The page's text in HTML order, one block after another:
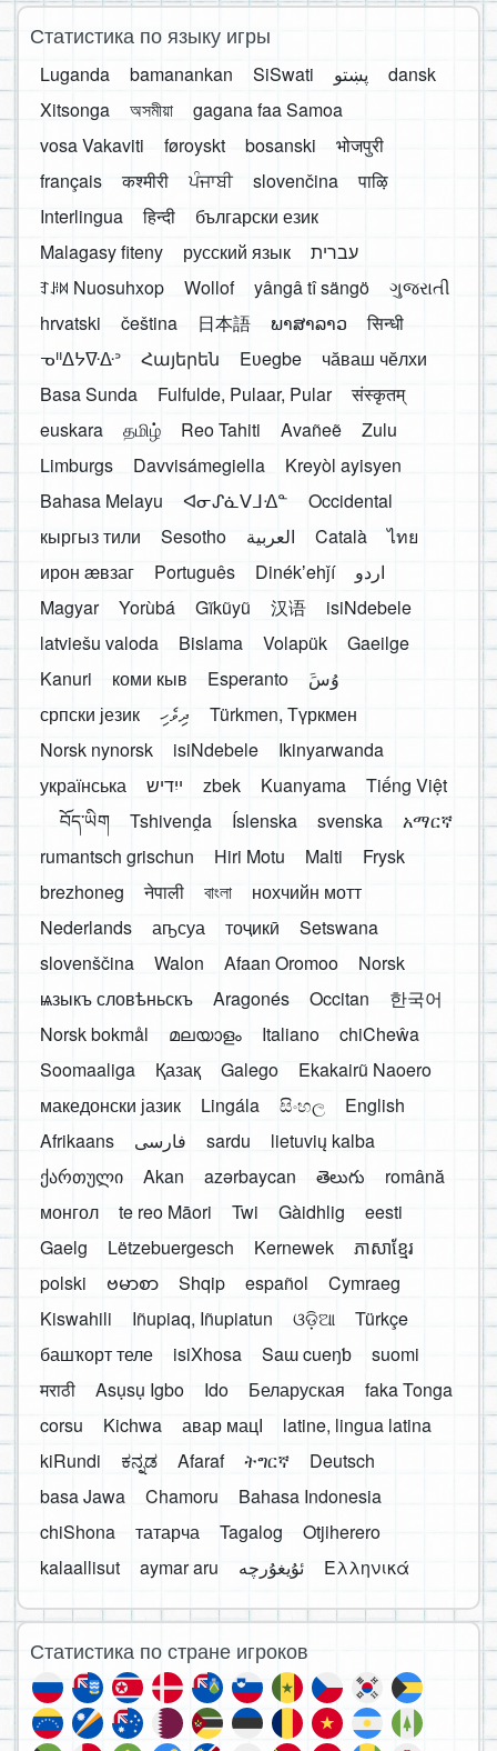
Статистика по языку игры
Luganda bamanankan SiSwati پښتو
dansk
Xitsonga
অসমীয়া
gagana faa Samoa
vosa Vakaviti
føroyskt bosanski
भोजपुरी
français
कश्मीरी ਪੰਜਾਬੀ slovenčina
पाऴि
Interlingua
हिन्दी
български език
Malagasy fiteny
русский язык
עברית
ꆈꌠ꒿ Nuosuhxop
Wollof yângâ tî sängö
ગુજરાતી
hrvatski
čeština 日本語 ພາສາລາວ
सिन्धी
ᓀᐦᐃᔭᐍᐏᐣ
Հայերեն Eʋegbe
чӑваш чӗлхи
Basa Sunda
Fulfulde, Pulaar, Pular
संस्कृतम्
euskara
தமிழ் Reo Tahiti Avañeẽ
Zulu
Limburgs
Davvisámegiella
Kreyòl ayisyen
Bahasa Melayu
ᐊᓂᔑᓈᐯᒧᐎᓐ
Occidental
кыргыз тили
Sesotho العربية Català
ไทย
ирон æвзаг
Português Dinékʼehǰí
اردو
Magyar
Yorùbá Gĩkũyũ 汉语
isiNdebele
latviešu valoda
Bislama Volapük
Gaeilge
Kanuri
коми кыв Esperanto
َوُسَ
српски језик
ދިވެހި
Türkmen, Түркмен
Norsk nynorsk
isiNdebele
Ikinyarwanda
українська
ייִדיש zbek Kuanyama
Tiếng Việt
བོད་ཡིག
Tshivenḓa Íslenska svenska
አማርኛ
rumantsch grischun
Hiri Motu Malti
Frysk
brezhoneg
नेपाली বাংলা
нохчийн мотт
Nederlands
аҧсуа тоҷикӣ
Setswana
slovenščina
Walon Afaan Oromoo
Norsk
ѩзыкъ словѣньскъ
Aragonés Occitan
한국어
Norsk bokmål
മലയാളം Italiano
chiCheŵa
Soomaaliga
Қазақ Galego
Ekakairũ Naoero
македонски јазик
Lingála සිංහල
English
Afrikaans
فارسی sardu
lietuvių kalba
ქართული
Akan azərbaycan తెలుగు
română
монгол
te reo Māori Twi Gàidhlig
eesti
Gaelg
Lëtzebuergesch Kernewek
ភាសាខ្មែរ
polski
ဗမာစာ Shqip español
Cymraeg
Kiswahili
Iñupiaq, Iñupiatun ଓଡ଼ିଆ
Türkçe
башҡорт теле
isiXhosa Saɯ cueŋƅ
suomi
मराठी
Asụsụ Igbo Ido Беларуская
faka Tonga
corsu
Kichwa авар мацӀ
latine, lingua latina
kiRundi
ಕನ್ನಡ Afaraf ትግርኛ
Deutsch
basa Jawa
Chamoru
Bahasa Indonesia
chiShona
татарча Tagalog
Otjiherero
kalaallisut
aymar aru Ελληνικά
Статистика по стране игроков